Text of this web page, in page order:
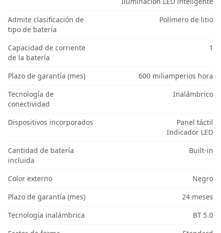
Admite clasificación de
tipo de batería
Polímero de litio
Capacidad de corriente
de la batería
1
Plazo de garantía (mes)
600 miliamperios hora
Tecnología de
conectividad
Inalámbrico
Dispositivos incorporados
Panel táctil
Indicador LED
Cantidad de batería
incluida
Built-in
Color externo
Negro
Plazo de garantía (mes)
24 meses
Tecnología inalámbrica
BT 5.0